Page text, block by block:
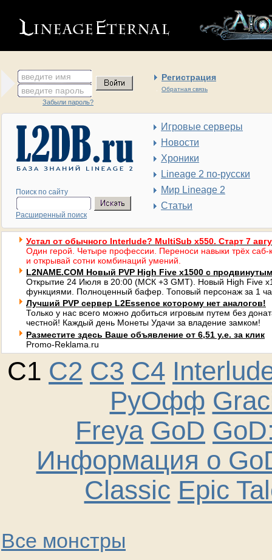
введите имя Регистрация
Обратная связь
введите пароль
Забыли пароль?
Поиск по сайту
Расширенный поиск
Игровые серверы
Новости
Хроники
Lineage 2 по-русски
Мир Lineage 2
Статьи
Устал от обычного Interlude? MultiSub x550. Старт 7
Один герой. Четыре профессии. Переноси навыки трёх саб-
и открывай сотни комбинаций умений.
L2NAME.COM Новый PVP High Five x1500 с
Открытие 24 Июля в 20:00 (МСК +3 GMT). Новый High Five
функциями. Полноценный бафер. Топовый персонаж за 1
Лучший PVP сервер L2Essence которому нет аналогов!
Только у нас всего можно добиться игровым путем без
честной! Каждый день Монеты Удачи за владение замком!
Разместите здесь Ваше объявление от 6,51 у.е. за клик
Promo-Reklama.ru
C1 C2 C3 C4
РуОфф
Freya GoD
Информация о
Classic Epic
Все монстры